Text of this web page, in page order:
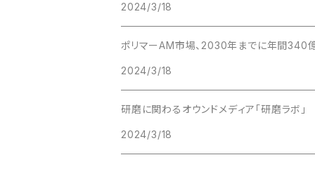
2024/3/18
ポリマーAM市場、2030年までに年間340
2024/3/18
研磨に関わるオウンドメディア「研磨ラボ」
2024/3/18